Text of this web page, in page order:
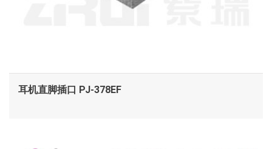
耳机直脚插口 PJ-378EF